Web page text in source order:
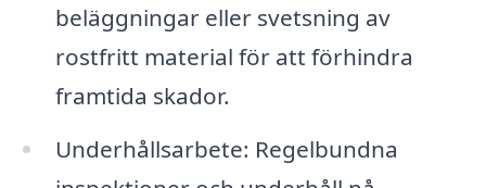
beläggningar eller svetsning av
rostfritt material för att förhindra
framtida skador.
Underhållsarbete: Regelbundna